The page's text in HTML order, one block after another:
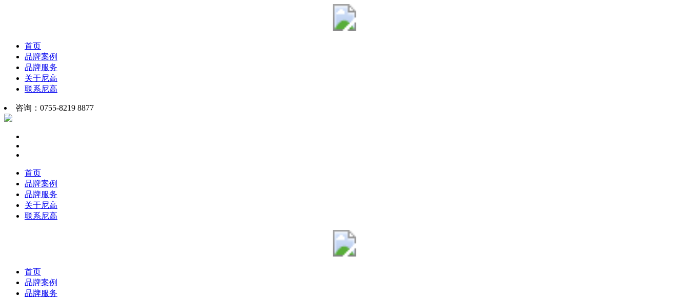
首页
品牌案例
品牌服务
关于尼高
联系尼高
咨询：0755-8219 8877
首页
品牌案例
品牌服务
关于尼高
联系尼高
首页
品牌案例
品牌服务